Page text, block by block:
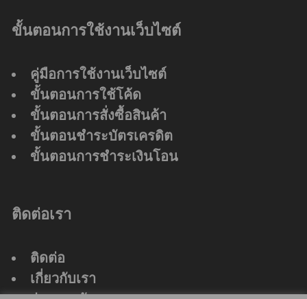
ขั้นตอนการใช้งานเว็บไซต์
คู่มือการใช้งานเว็บไซต์
ขั้นตอนการใช้โค้ด
ขั้นตอนการสั่งซื้อสินค้า
ขั้นตอนชำระบัตรเครดิต
ขั้นตอนการชำระเงินโอน
ติดต่อเรา
ติดต่อ
เกี่ยวกับเรา